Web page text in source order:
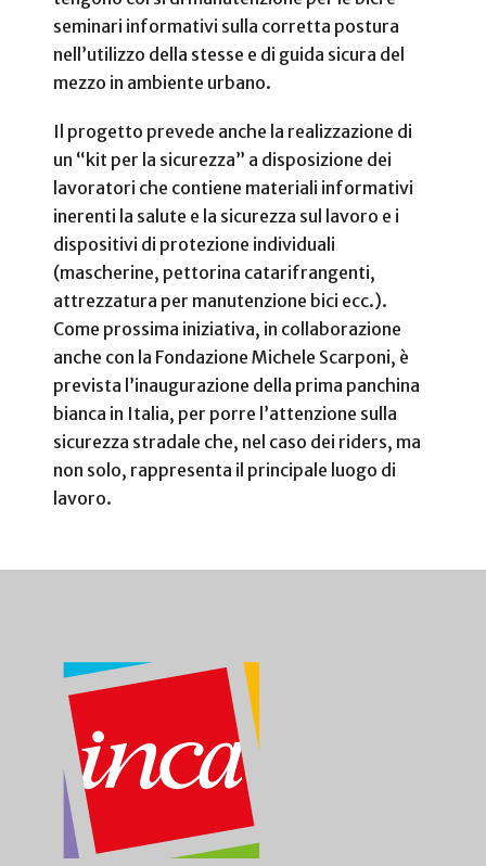
seminari informativi sulla corretta postura
nell’utilizzo della stesse e di guida sicura del
mezzo in ambiente urbano.
Il progetto prevede anche la realizzazione di
un “kit per la sicurezza” a disposizione dei
lavoratori che contiene materiali informativi
inerenti la salute e la sicurezza sul lavoro e i
dispositivi di protezione individuali
(mascherine, pettorina catarifrangenti,
attrezzatura per manutenzione bici ecc.).
Come prossima iniziativa, in collaborazione
anche con la Fondazione Michele Scarponi, è
prevista l’inaugurazione della prima panchina
bianca in Italia, per porre l’attenzione sulla
sicurezza stradale che, nel caso dei riders, ma
non solo, rappresenta il principale luogo di
lavoro.